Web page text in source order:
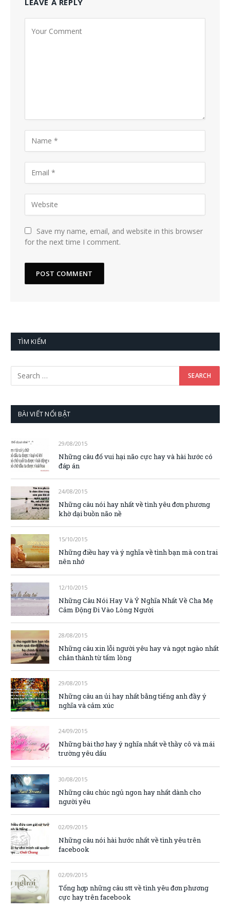
Save my name, email, and website in this browser
for the next time I comment.
TÌM KIẾM
BÀI VIẾT NỔI BẬT
29/08/2015
Những câu đố vui hại não cực hay và hài hước có
đáp án
24/08/2015
Những câu nói hay nhất về tình yêu đơn phương
khờ dại buồn não nề
15/10/2015
Những điều hay và ý nghĩa về tình bạn mà con trai
nên nhớ
12/10/2015
Những Câu Nói Hay Và Ý Nghĩa Nhất Về Cha Mẹ
Cảm Động Đi Vào Lòng Người
28/08/2015
Những câu xin lỗi người yêu hay và ngọt ngào nhất
chân thành từ tấm lòng
29/08/2015
Những câu an ủi hay nhất bằng tiếng anh đầy ý
nghĩa và cảm xúc
24/09/2015
Những bài thơ hay ý nghĩa nhất về thầy cô và mái
trường yêu dấu
30/08/2015
Những câu chúc ngủ ngon hay nhất dành cho
người yêu
02/09/2015
Những câu nói hài hước nhất về tình yêu trên
facebook
02/09/2015
Tổng hợp những câu stt về tình yêu đơn phương
cực hay trên facebook